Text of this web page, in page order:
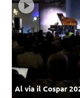
Al via il Cospar